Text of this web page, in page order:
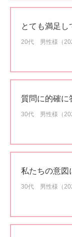
とても満足し
20代 男性様（
質問に的確に
30代 男性様（
私たちの意図
30代 男性様（